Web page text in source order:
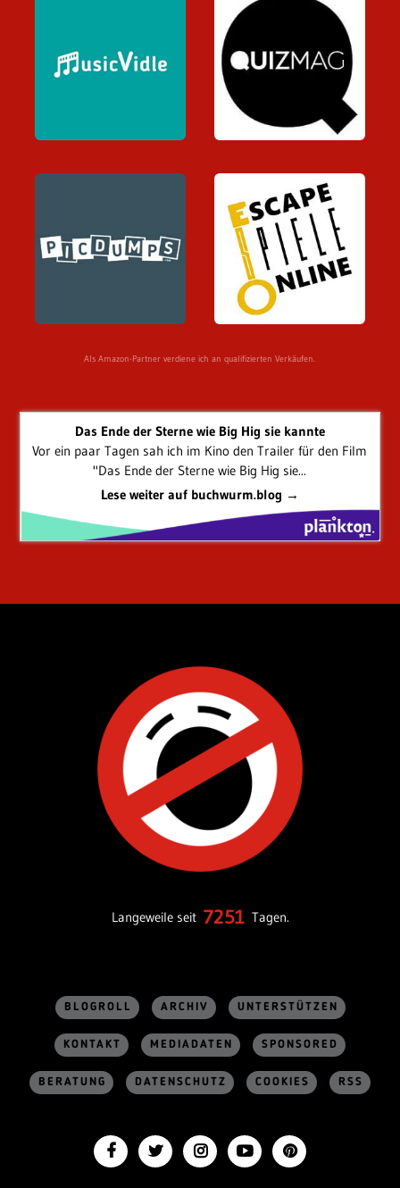
Als Amazon-Partner verdiene ich an qualifizierten Verkäufen.
Das Ende der Sterne wie Big Hig sie kannte
Vor ein paar Tagen sah ich im Kino den Trailer für den Film
"Das Ende der Sterne wie Big Hig sie...
Lese weiter auf buchwurm.blog →
Langeweile seit 7251 Tagen.
BLOGROLL ARCHIV UNTERSTÜTZEN
KONTAKT MEDIADATEN SPONSORED
BERATUNG DATENSCHUTZ COOKIES RSS